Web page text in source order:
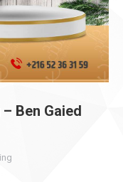
Ben Gaied